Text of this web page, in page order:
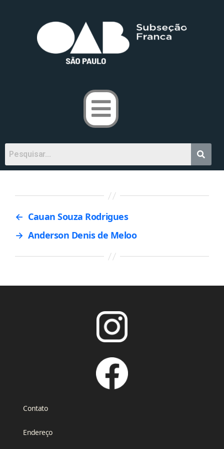
← Cauan Souza Rodrigues
→ Anderson Denis de Meloo
Contato
Endereço